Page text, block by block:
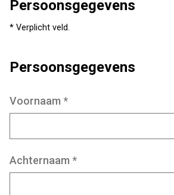
Persoonsgegevens
* Verplicht veld.
Persoonsgegevens
Voornaam *
Achternaam *